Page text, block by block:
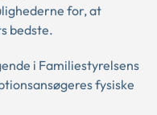
for, at
bedste.
i Familiestyrelsens
fysiske